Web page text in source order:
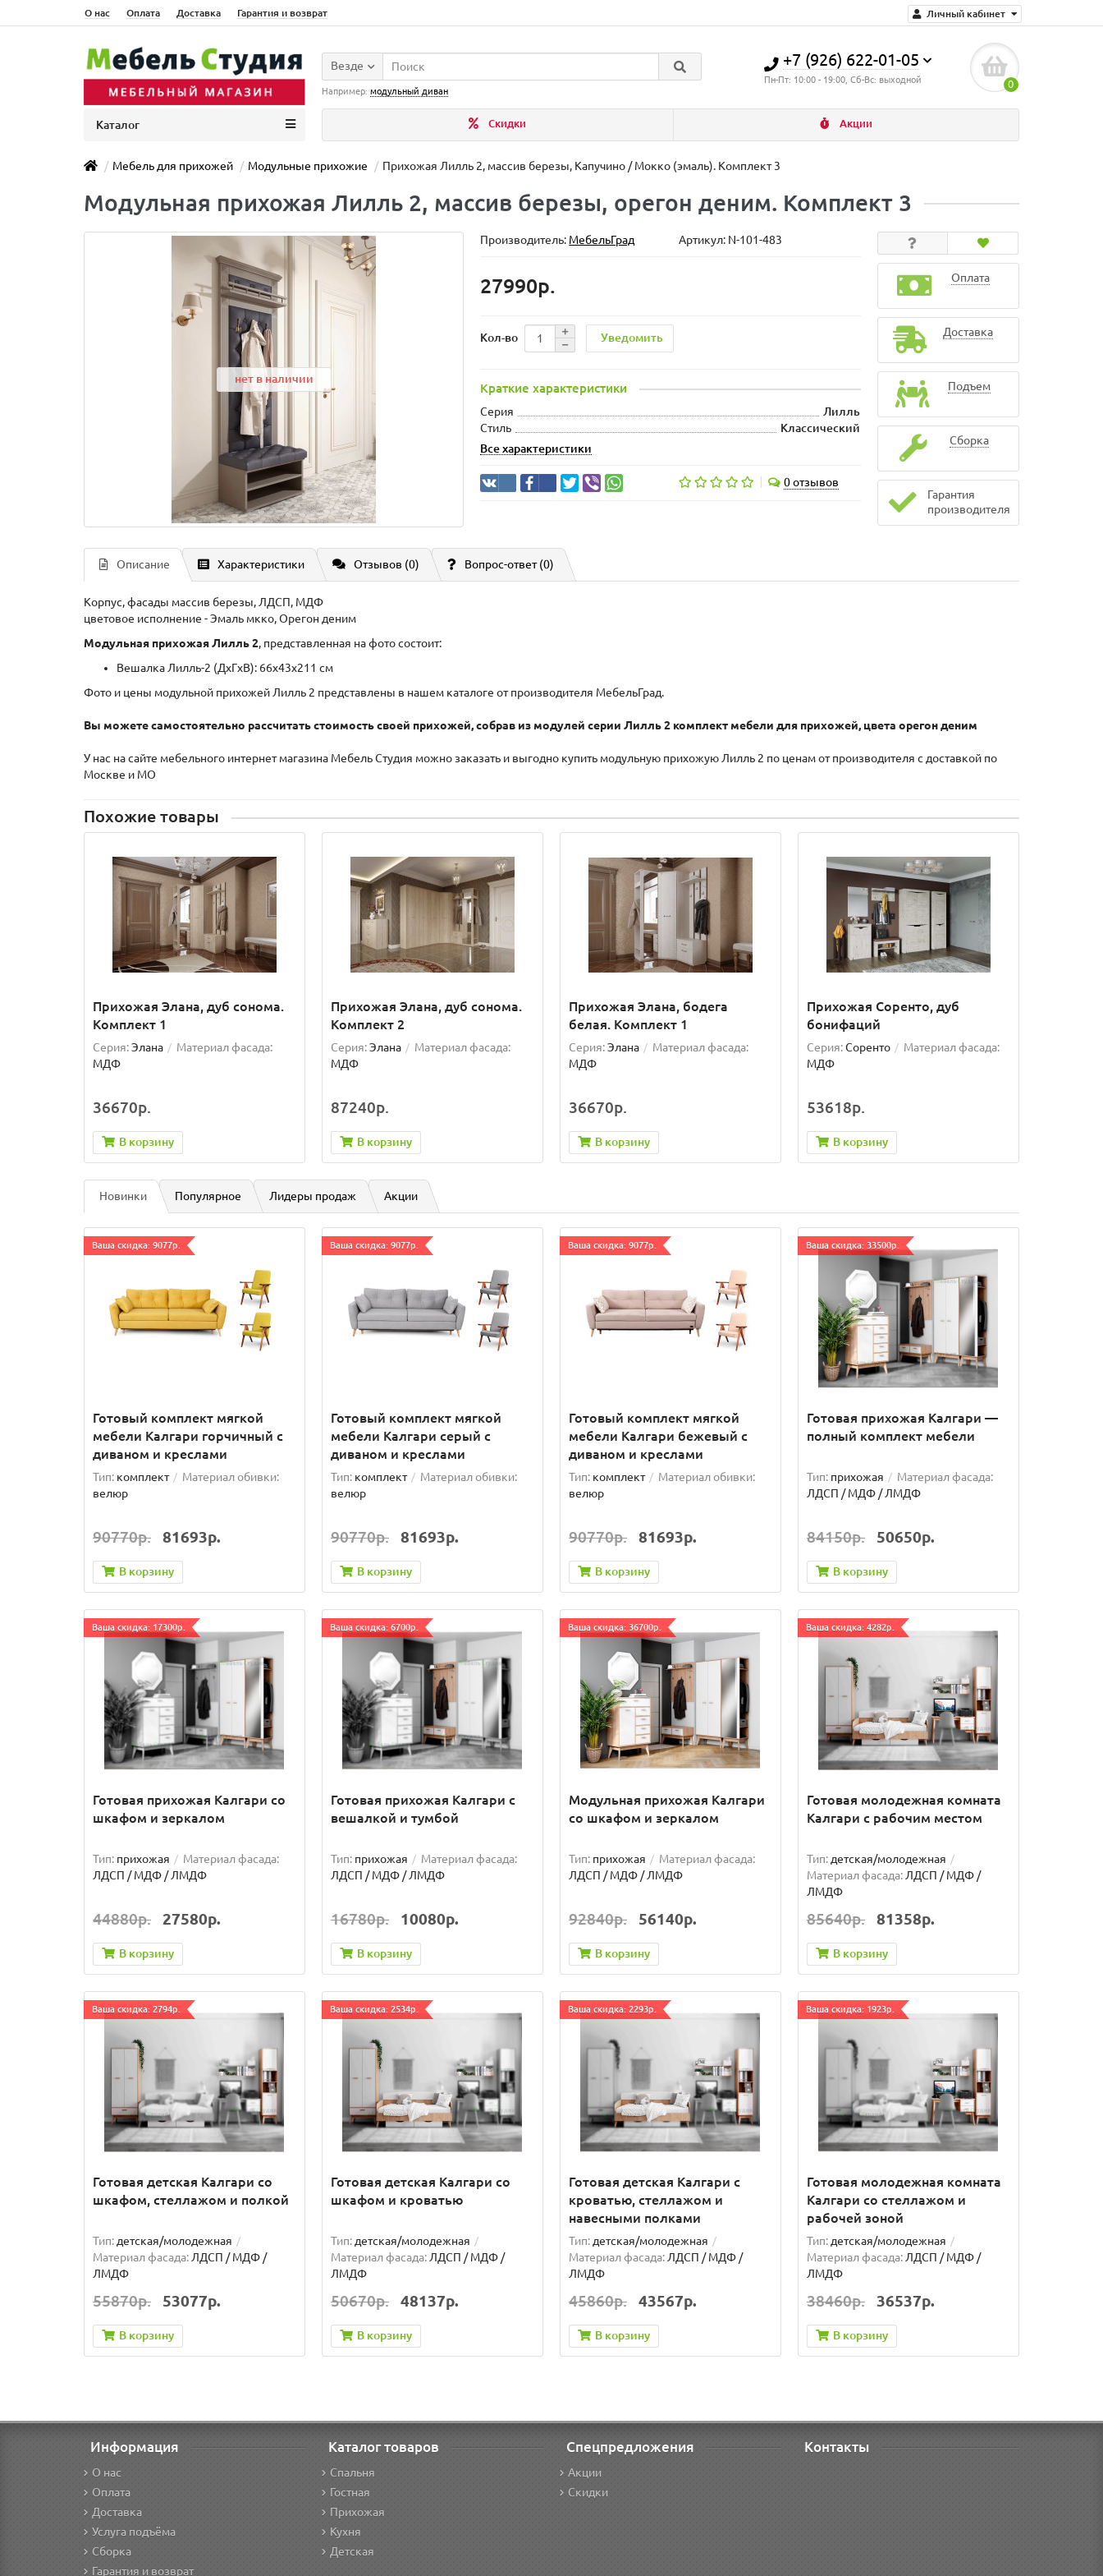
Личный кабинет
О нас Оплата Доставка Гарантия и возврат
+7 (926) 622-01-05
Пн-Пт: 10:00 - 19:00, Сб-Вс: выходной 0
Везде
Например: модульный диван
Скидки Акции
Каталог
Мебель для прихожей Модульные прихожие Прихожая Лилль 2, массив березы, Капучино / Мокко (эмаль). Комплект 3
Модульная прихожая Лилль 2, массив березы, орегон деним. Комплект 3
нет в наличии
Производитель: МебельГрад Артикул: N-101-483
27990р.
Кол-во Уведомить
Краткие характеристики
Серия
Лилль
Стиль
Классический
Все характеристики
0 отзывов
Оплата
Доставка
Подъем
Сборка
Гарантия
производителя
Описание Характеристики Отзывов (0) Вопрос-ответ(0)
Корпус, фасады массив березы, ЛДСП, МДФ
цветовое исполнение - Эмаль мкко, Орегон деним
Модульная прихожая Лилль 2, представленная на фото состоит:
Вешалка Лилль-2 (ДхГxВ): 66x43x211 см
Фото и цены модульной прихожей Лилль 2 представлены в нашем каталоге от производителя МебельГрад.
Вы можете самостоятельно рассчитать стоимость своей прихожей, собрав из модулей серии Лилль 2 комплект мебели для прихожей, цвета орегон деним
У нас на сайте мебельного интернет магазина Мебель Студия можно заказать и выгодно купить модульную прихожую Лилль 2 по ценам от производителя с доставкой по
Москве и МО
Похожие товары
Прихожая Элана, дуб сонома.
Комплект 1
Серия:Элана
Материал фасада:
МДФ
36670р.
В корзину
Прихожая Элана, дуб сонома.
Комплект 2
Серия:Элана
Материал фасада:
МДФ
87240р.
В корзину
Прихожая Элана, бодега
белая. Комплект 1
Серия:Элана
Материал фасада:
МДФ
36670р.
В корзину
Прихожая Соренто, дуб
бонифаций
Серия:Соренто
Материал фасада:
МДФ
53618р.
В корзину
Новинки Популярное Лидеры продаж Акции
Ваша скидка: 9077р.
Готовый комплект мягкой
мебели Калгари горчичный с
диваном и креслами
Тип: комплект
Материал обивки:
велюр
90770р. 81693р.
В корзину
Ваша скидка: 9077р.
Готовый комплект мягкой
мебели Калгари серый с
диваном и креслами
Тип: комплект
Материал обивки:
велюр
90770р. 81693р.
В корзину
Ваша скидка: 9077р.
Готовый комплект мягкой
мебели Калгари бежевый с
диваном и креслами
Тип: комплект
Материал обивки:
велюр
90770р. 81693р.
В корзину
Ваша скидка: 33500р.
Готовая прихожая Калгари —
полный комплект мебели
Тип: прихожая
Материал фасада:
ЛДСП / МДФ / ЛМДФ
84150р. 50650р.
В корзину
Ваша скидка: 17300р.
Готовая прихожая Калгари со
шкафом и зеркалом
Тип: прихожая
Материал фасада:
ЛДСП / МДФ / ЛМДФ
44880р. 27580р.
В корзину
Ваша скидка: 6700р.
Готовая прихожая Калгари с
вешалкой и тумбой
Тип: прихожая
Материал фасада:
ЛДСП / МДФ / ЛМДФ
16780р. 10080р.
В корзину
Ваша скидка: 36700р.
Модульная прихожая Калгари
со шкафом и зеркалом
Тип: прихожая
Материал фасада:
ЛДСП / МДФ / ЛМДФ
92840р. 56140р.
В корзину
Ваша скидка: 4282р.
Готовая молодежная комната
Калгари с рабочим местом
Тип: детская/молодежная
Материал фасада: ЛДСП / МДФ /
ЛМДФ
85640р. 81358р.
В корзину
Ваша скидка: 2794р.
Готовая детская Калгари со
шкафом, стеллажом и полкой
Тип: детская/молодежная
Материал фасада: ЛДСП / МДФ /
ЛМДФ
55870р. 53077р.
В корзину
Ваша скидка: 2534р.
Готовая детская Калгари со
шкафом и кроватью
Тип: детская/молодежная
Материал фасада: ЛДСП / МДФ /
ЛМДФ
50670р. 48137р.
В корзину
Ваша скидка: 2293р.
Готовая детская Калгари с
кроватью, стеллажом и
навесными полками
Тип: детская/молодежная
Материал фасада: ЛДСП / МДФ /
ЛМДФ
45860р. 43567р.
В корзину
Ваша скидка: 1923р.
Готовая молодежная комната
Калгари со стеллажом и
рабочей зоной
Тип: детская/молодежная
Материал фасада: ЛДСП / МДФ /
ЛМДФ
38460р. 36537р.
В корзину
Информация
О нас
Оплата
Доставка
Услуга подъёма
Сборка
Гарантия и возврат
Каталог товаров
Спальня
Гостная
Прихожая
Кухня
Детская
Спецпредложения
Акции
Скидки
Контакты